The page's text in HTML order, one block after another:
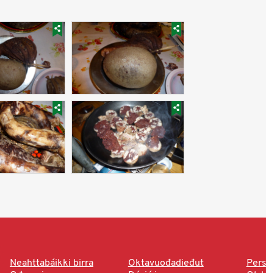
Neahttabáikki birra Oktavuođadieđut